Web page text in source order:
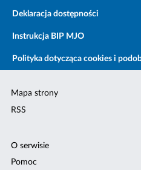
Deklaracja dostępności
Instrukcja BIP MJO
Polityka dotycząca cookies i
Mapa strony
RSS
O serwisie
Pomoc